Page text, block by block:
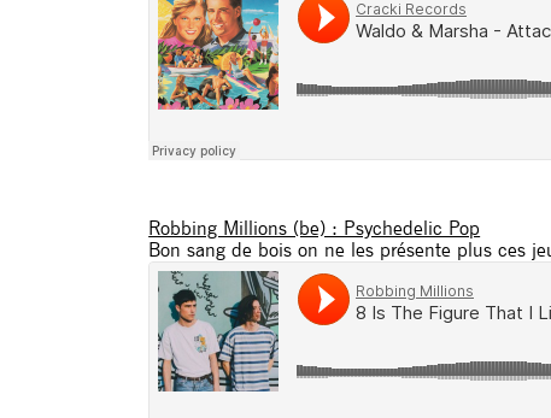
Robbing Millions (be) : Psychedelic Pop
Bon sang de bois on ne les présente plus ces